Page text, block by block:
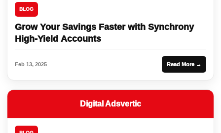
BLOG
Grow Your Savings Faster with Synchrony
High-Yield Accounts
Feb 13, 2025 Read More →
Digital Adsvertic